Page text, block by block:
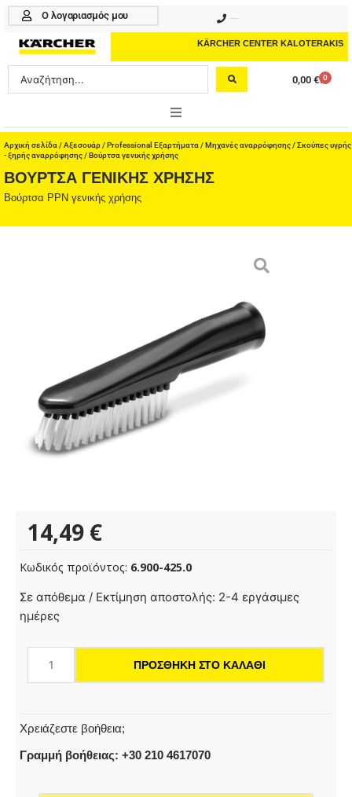
Μετάβαση
περιεχόμενο
Ο λογαριασμός μου
KÄRCHER CENTER KALOTERAKIS
Search
...
0,00 € 0
Cart
ONLINE SHOP
HOME & GARDEN
Αρχική σελίδα /Αξεσουάρ/Professional Εξαρτήματα /Μηχανές αναρρόφησης/Σκούπες υγρής
- ξηρής αναρρόφησης/ Βούρτσα γενικής χρήσης
ΒΟΎΡΤΣΑ ΓΕΝΙΚΉΣ ΧΡΉΣΗΣ
Βούρτσα PPN γενικής χρήσης
14,49 €
Κωδικός προϊόντος: 6.900-425.0
Σε απόθεμα / Εκτίμηση αποστολής: 2-4 εργάσιμες
ημέρες
Βούρτσα
γενικής
ποσότητα
ΠΡΟΣΘΉΚΗ ΣΤΟ ΚΑΛΆΘΙ
Χρειάζεστε βοήθεια;
Γραμμή βοήθειας: +30 210 4617070